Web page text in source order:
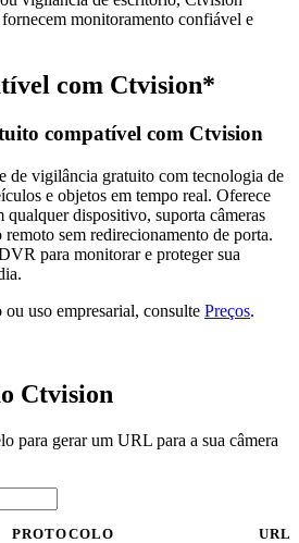
monitoramento confiável e
com Ctvision*
compatível com Ctvision
de vigilância gratuito com tecnologia de
e objetos em tempo real. Oferece
qualquer dispositivo, suporta câmeras
sem redirecionamento de porta.
para monitorar e proteger sua
ou uso empresarial, consulte Preços.
Ctvision
para gerar um URL para a sua câmera
PROTOCOLO URL